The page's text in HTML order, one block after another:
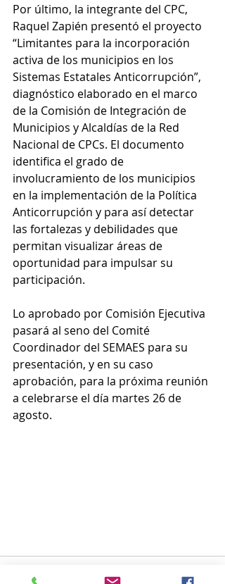
Por último, la integrante del CPC,
Raquel Zapién presentó el proyecto
“Limitantes para la incorporación
activa de los municipios en los
Sistemas Estatales Anticorrupción”,
diagnóstico elaborado en el marco
de la Comisión de Integración de
Municipios y Alcaldías de la Red
Nacional de CPCs. El documento
identifica el grado de
involucramiento de los municipios
en la implementación de la Política
Anticorrupción y para así detectar
las fortalezas y debilidades que
permitan visualizar áreas de
oportunidad para impulsar su
participación.
Lo aprobado por Comisión Ejecutiva
pasará al seno del Comité
Coordinador del SEMAES para su
presentación, y en su caso
aprobación, para la próxima reunión
a celebrarse el día martes 26 de
agosto.